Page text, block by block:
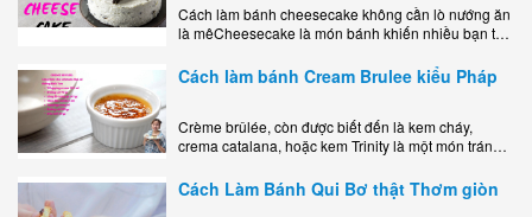
Cách làm bánh cheesecake không cần lò nướng ăn
là mêCheesecake là món bánh khiến nhiều bạn trẻ
kem..
Cách làm bánh Cream Brulee kiểu Pháp
Crème brûlée, còn được biết đến là kem cháy,
crema catalana, hoặc kem Trinity là một món tráng
lớp..
Cách Làm Bánh Qui Bơ thật Thơm giòn